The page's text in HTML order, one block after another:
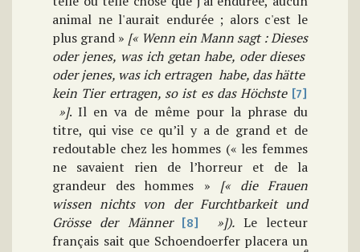
animal ne l'aurait endurée ; alors c'est le
plus grand » [« Wenn ein Mann sagt : Dieses
oder jenes, was ich getan habe, oder dieses
oder jenes, was ich ertragen habe, das hätte
kein Tier ertragen, so ist es dasHöchste [7]
»]. Il en va de même pour la phrase du
titre, qui vise ce qu’il y a de grand et de
redoutable chez les hommes (« les femmes
ne savaient rien de l’horreur et de la
grandeur des hommes » [« die Frauen
wissen nichts von der Furchtbarkeit und
Grösse der Männer [8] »]). Le lecteur
français sait que Schoendoerfer placera un